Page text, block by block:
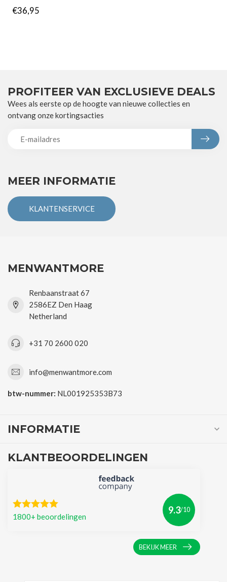
€36,95
MEER INFORMATIE
KLANTENSERVICE
PROFITEER VAN EXCLUSIEVE DEALS
Wees als eerste op de hoogte van nieuwe collecties en
ontvang onze kortingsacties
MENWANTMORE
Renbaanstraat 67
2586EZ Den Haag
Netherland
+31 70 2600 020
info@menwantmore.com
btw-nummer: NL001925353B73
INFORMATIE
KLANTBEOORDELINGEN
1800+ beoordelingen
9.3/10
BEKIJK MEER